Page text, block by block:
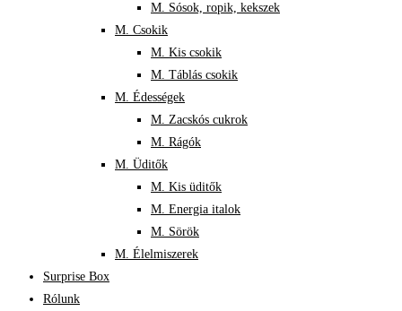
M. Sósok, ropik, kekszek
M. Csokik
M. Kis csokik
M. Táblás csokik
M. Édességek
M. Zacskós cukrok
M. Rágók
M. Üditők
M. Kis üditők
M. Energia italok
M. Sörök
M. Élelmiszerek
Surprise Box
Rólunk